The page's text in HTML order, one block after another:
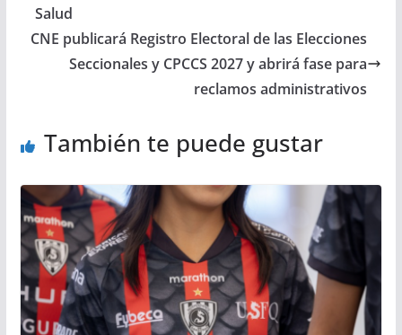
Salud
CNE publicará Registro Electoral de las Elecciones
Seccionales y CPCCS 2027 y abrirá fase para
reclamos administrativos
También te puede gustar